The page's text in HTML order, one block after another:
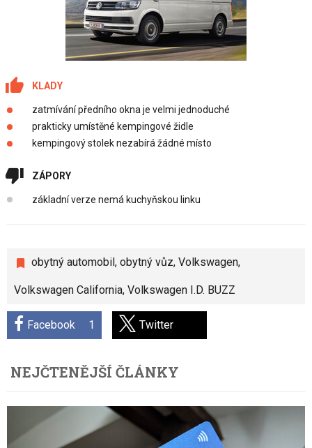
KLADY
zatmívání předního okna je velmi jednoduché
prakticky umístěné kempingové židle
kempingový stolek nezabírá žádné místo
ZÁPORY
základní verze nemá kuchyňskou linku
obytný automobil, obytný vůz, Volkswagen,
Volkswagen California, Volkswagen I.D. BUZZ
Facebook 1 Twitter
NEJČTENĚJŠÍ ČLÁNKY